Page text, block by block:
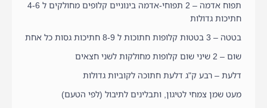
תפוח אדמה – 2 תפוחי-אדמה בינוניים קלופים מחולקים ל 4-6
חתיכות גדולות
בטטה – 3 בטטות קלופות חתוכות ל 8-9 חתיכות גסות כל אחת
שום – 2 שיני שום קלופות מחולקות לשני חצאים
דלעת – רבע ק"ג דלעת חתוכה לקוביות גדולות
מעט שמן צמחי לטיגון, ותבלינים לתיבול (לפי הטעם)